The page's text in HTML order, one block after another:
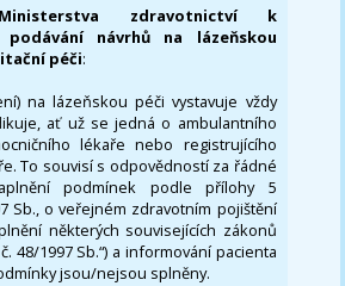
zdravotnictví k
návrhů na lázeňskou
péči:
na lázeňskou péči vystavuje vždy
ať už se jedná o ambulantního
lékaře nebo registrujícího
To souvisí s odpovědností za řádné
podmínek podle přílohy 5
Sb., o veřejném zdravotním pojištění
některých souvisejících zákonů
48/1997 Sb.“) a informování pacienta
jsou/nejsou splněny.